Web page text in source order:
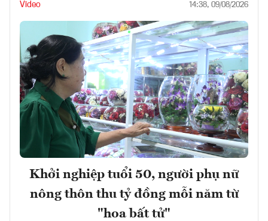
Video 14:38, 09/08/2026
Khởi nghiệp tuổi 50, người phụ nữ
nông thôn thu tỷ đồng mỗi năm từ
"hoa bất tử"